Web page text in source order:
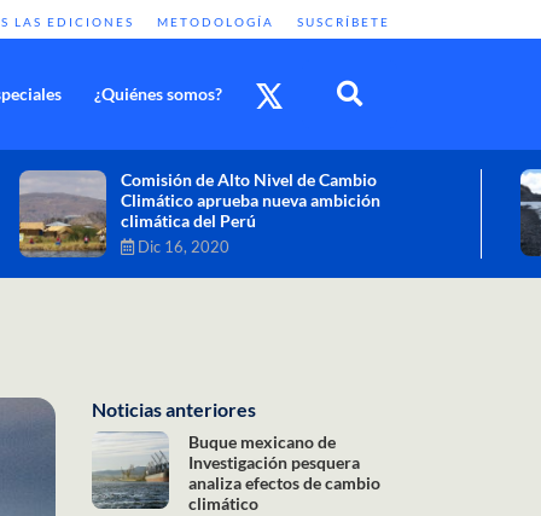
LAS EDICIONES METODOLOGÍA SUSCRÍBETE
¿Quiénes somos?
Cambio climático: combatir sus efectos
como objetivo global y urgente
Noticias anteriores
Buque mexicano de
Investigación pesquera
analiza efectos de cambio
climático